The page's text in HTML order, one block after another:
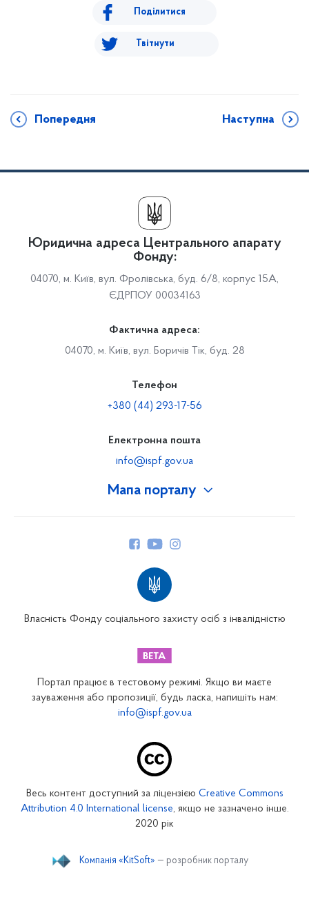
Поділитися
Твітнути
Попередня Наступна
Мапа порталу
Закарпатське відділення
Запорізьке відділення
Кіровоградське відділення
Миколаївське відділення
Юридична адреса Центрального апарату
Фонду:
04070, м. Київ, вул. Фролівська, буд. 6/8, корпус 15А,
ЄДРПОУ 00034163
Фактична адреса:
04070, м. Київ, вул. Боричів Тік, буд. 28
Телефон
+380 (44) 293-17-56
Електронна пошта
info@ispf.gov.ua
Власність Фонду соціального захисту осіб з інвалідністю
Портал працює в тестовому режимі. Якщо ви маєте
зауваження або пропозиції, будь ласка, напишіть нам:
info@ispf.gov.ua
Весь контент доступний за ліцензією Creative Commons
Attribution 4.0 International license, якщо не зазначено інше.
2020 рік
Компанія «KitSoft» — розробник порталу